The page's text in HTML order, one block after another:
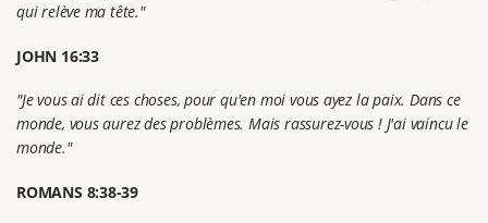
qui relève ma tête."
JOHN 16:33
"Je vous ai dit ces choses, pour qu'en moi vous ayez la paix. Dans ce
monde, vous aurez des problèmes. Mais rassurez-vous ! J'ai vaincu le
monde."
ROMANS 8:38-39